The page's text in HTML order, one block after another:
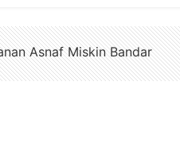
Asnaf Miskin Bandar